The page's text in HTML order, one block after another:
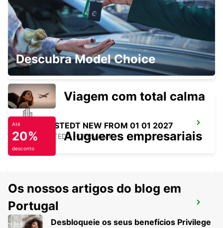
NORDERSTEDT
NORDERSTEDT - GERMANY
NORDERSTEDT NEW FROM 01 01 2027
NORDERSTEDT - GERMANY
HAMBURG BERGEDORF NEW FROM 1 10
26
HAMBURG - GERMANY
Descubra Model Choice
Viagem com total calma
Até
20%
desconto
Alugueres empresariais
Os nossos artigos do blog em
Portugal
Desbloqueie os seus benefícios Privilege